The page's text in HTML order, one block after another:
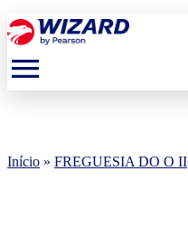
menu
Início » FREGUESIA DO O II